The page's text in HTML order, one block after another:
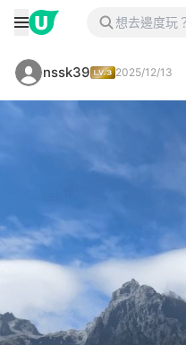
nssk39 2025/12/13